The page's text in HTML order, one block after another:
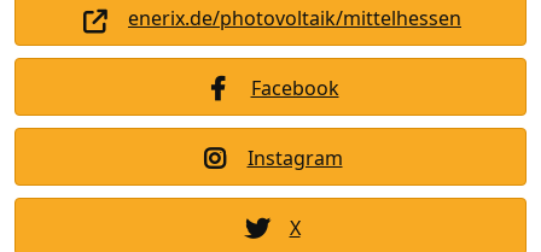
enerix.de/photovoltaik/mittelhessen
Facebook
Instagram
X